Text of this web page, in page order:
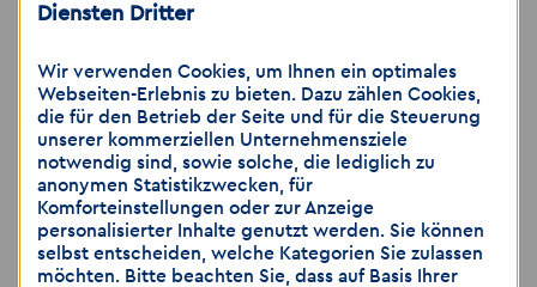
Standort Hannover, #Top-Arbeitgeber in
Hannover, #unbefristete Stelle in
Hannover, #attraktive Jobs in Hannover,
#Karrierechance Hannover, #neue
Herausforderung in Hannover, #Hannover
sucht dich
Diensten Dritter
Wir verwenden Cookies, um Ihnen ein optimales
Webseiten-Erlebnis zu bieten. Dazu zählen Cookies,
die für den Betrieb der Seite und für die Steuerung
unserer kommerziellen Unternehmensziele
notwendig sind, sowie solche, die lediglich zu
anonymen Statistikzwecken, für
Komforteinstellungen oder zur Anzeige
personalisierter Inhalte genutzt werden. Sie können
selbst entscheiden, welche Kategorien Sie zulassen
möchten. Bitte beachten Sie, dass auf Basis Ihrer